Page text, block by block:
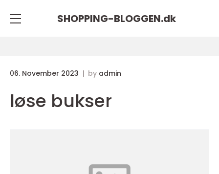
SHOPPING-BLOGGEN.dk
06. November 2023 by admin
løse bukser